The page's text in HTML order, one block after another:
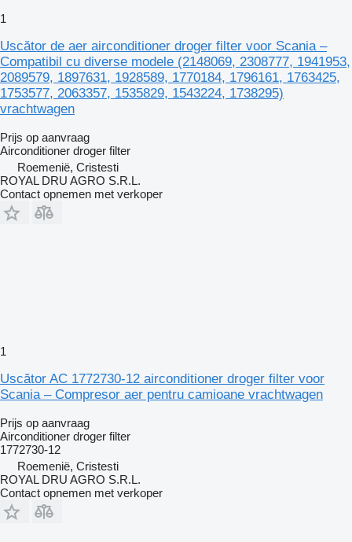
1
Uscător de aer airconditioner droger filter voor Scania –
Compatibil cu diverse modele (2148069, 2308777, 1941953,
2089579, 1897631, 1928589, 1770184, 1796161, 1763425,
1753577, 2063357, 1535829, 1543224, 1738295)
vrachtwagen
Prijs op aanvraag
Airconditioner droger filter
Roemenië, Cristesti
ROYAL DRU AGRO S.R.L.
Contact opnemen met verkoper
1
Uscător AC 1772730-12 airconditioner droger filter voor
Scania – Compresor aer pentru camioane vrachtwagen
Prijs op aanvraag
Airconditioner droger filter
1772730-12
Roemenië, Cristesti
ROYAL DRU AGRO S.R.L.
Contact opnemen met verkoper